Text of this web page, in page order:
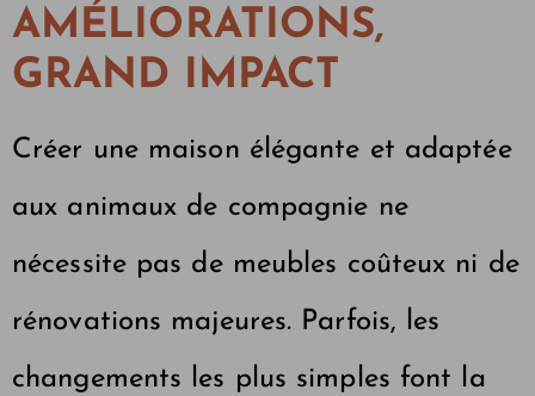
AMÉLIORATIONS,
GRAND IMPACT
Créer une maison élégante et adaptée
aux animaux de compagnie ne
nécessite pas de meubles coûteux ni de
rénovations majeures. Parfois, les
changements les plus simples font la